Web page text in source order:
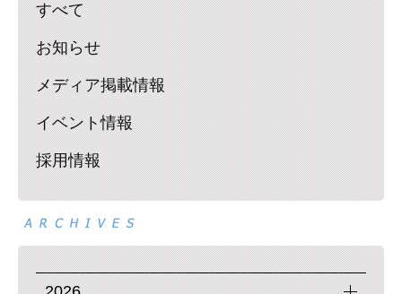
すべて
お知らせ
メディア掲載情報
イベント情報
採用情報